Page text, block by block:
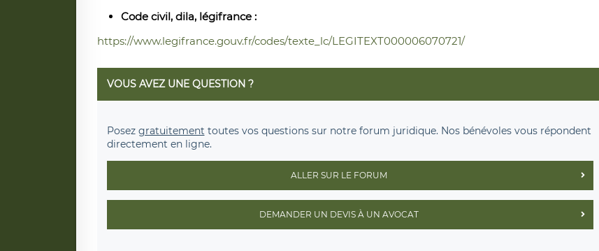
Code civil, dila, légifrance :
https://www.legifrance.gouv.fr/codes/texte_lc/LEGITEXT000006070721/
VOUS AVEZ UNE QUESTION ?
Posez gratuitement toutes vos questions sur notre forum juridique. Nos bénévoles vous répondent
directement en ligne.
ALLER SUR LE FORUM
DEMANDER UN DEVIS À UN AVOCAT